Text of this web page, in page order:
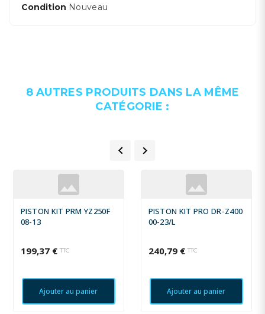
Condition Nouveau
8 AUTRES PRODUITS DANS LA MÊME
CATÉGORIE :
 
PISTON KIT PRM YZ250F
08-13
199,37 € TTC
Ajouter au panier
PISTON KIT PRO DR-Z400
00-23/L
240,79 € TTC
Ajouter au panier